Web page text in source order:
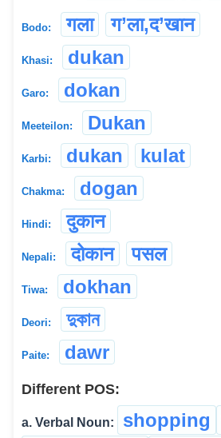
Bodo: गला ग’ला,द’खान
Khasi: dukan
Garo: dokan
Meeteilon: Dukan
Karbi: dukan kulat
Chakma: dogan
Hindi: दुकान
Nepali: दोकान पसल
Tiwa: dokhan
Deori: দুকান
Paite: dawr
Different POS:
a. Verbal Noun: shopping